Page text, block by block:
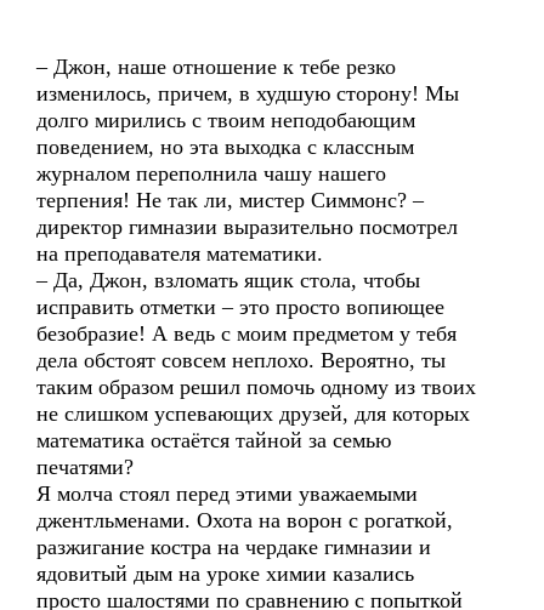
– Джон, наше отношение к тебе резко
изменилось, причем, в худшую сторону! Мы
долго мирились с твоим неподобающим
поведением, но эта выходка с классным
журналом переполнила чашу нашего
терпения! Не так ли, мистер Симмонс? –
директор гимназии выразительно посмотрел
на преподавателя математики.
– Да, Джон, взломать ящик стола, чтобы
исправить отметки – это просто вопиющее
безобразие! А ведь с моим предметом у тебя
дела обстоят совсем неплохо. Вероятно, ты
таким образом решил помочь одному из твоих
не слишком успевающих друзей, для которых
математика остаётся тайной за семью
печатями?
Я молча стоял перед этими уважаемыми
джентльменами. Охота на ворон с рогаткой,
разжигание костра на чердаке гимназии и
ядовитый дым на уроке химии казались
просто шалостями по сравнению с попыткой